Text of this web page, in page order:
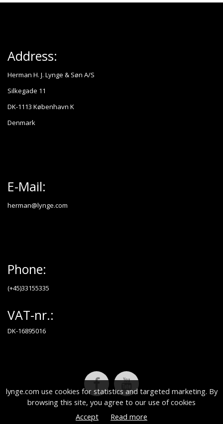
lynge.com use cookies for statistics and targeted marketing. By
browsing this site, you agree to our use of cookies
Accept
Read more
Address:
Herman H. J. Lynge & Søn A/S
Silkegade 11
DK-1113 København K
Denmark
E-Mail:
herman@lynge.com
Phone:
(+45)33155335
VAT-nr.:
DK-16895016